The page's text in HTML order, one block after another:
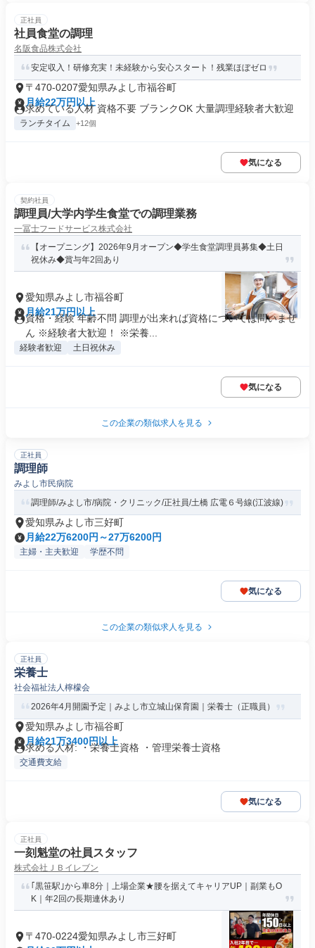
正社員
社員食堂の調理
名阪食品株式会社
安定収入！研修充実！未経験から安心スタート！残業ほぼゼロ
〒470-0207愛知県みよし市福谷町
月給22万円以上
求めている人材 資格不要 ブランクOK 大量調理経験者大歓迎
ランチタイム +12個
気になる
契約社員
調理員/大学内学生食堂での調理業務
一冨士フードサービス株式会社
【オープニング】2026年9月オープン◆学生食堂調理員募集◆土日
祝休み◆賞与年2回あり
愛知県みよし市福谷町
月給21万円以上
資格・経験 年齢不問 調理が出来れば資格については問いませ
ん ※経験者大歓迎！ ※栄養...
経験者歓迎 土日祝休み
気になる
この企業の類似求人を見る
正社員
調理師
みよし市民病院
調理師/みよし市/病院・クリニック/正社員/土橋 広電６号線(江波線)
愛知県みよし市三好町
月給22万6200円～27万6200円
主婦・主夫歓迎 学歴不問
気になる
この企業の類似求人を見る
正社員
栄養士
社会福祉法人檸檬会
2026年4月開園予定｜みよし市立城山保育園｜栄養士（正職員）
愛知県みよし市福谷町
月給21万3400円以上
求める人材: ・栄養士資格 ・管理栄養士資格
交通費支給
気になる
正社員
一刻魁堂の社員スタッフ
株式会社ＪＢイレブン
｢黒笹駅｣から車8分｜上場企業★腰を据えてキャリアUP｜副業もO
K｜年2回の長期連休あり
〒470-0224愛知県みよし市三好町